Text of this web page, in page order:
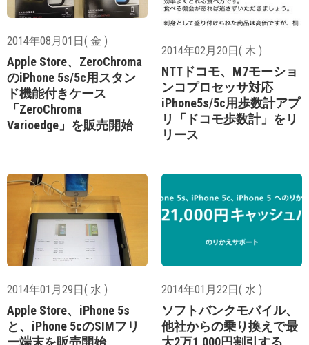
2014年08月01日( 金 )
Apple Store、ZeroChroma
のiPhone 5s/5c用スタン
ド機能付きケース
「ZeroChroma
Varioedge」を販売開始
2014年02月20日( 木 )
NTTドコモ、M7モーショ
ンコプロセッサ対応
iPhone5s/5c用歩数計アプ
リ「ドコモ歩数計」をリ
リース
2014年01月29日( 水 )
Apple Store、iPhone 5s
と、iPhone 5cのSIMフリ
ー端末を販売開始
2014年01月22日( 水 )
ソフトバンクモバイル、
他社からの乗り換えで最
大2万1,000円割引する